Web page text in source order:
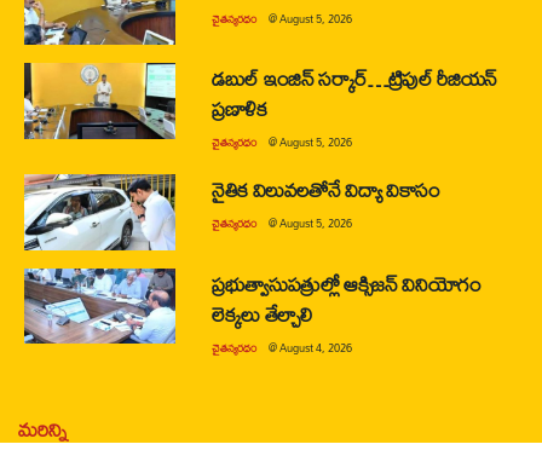
చైతన్యరధం @August 5, 2026
డబుల్ ఇంజిన్ సర్కార్…ట్రిపుల్ రీజియన్
ప్రణాళిక
చైతన్యరధం @August 5, 2026
నైతిక విలువలతోనే విద్యా వికాసం
చైతన్యరధం @August 5, 2026
ప్రభుత్వాసుపత్రుల్లో ఆక్సిజన్ వినియోగం
లెక్కలు తేల్చాలి
చైతన్యరధం @August 4, 2026
మరిన్ని